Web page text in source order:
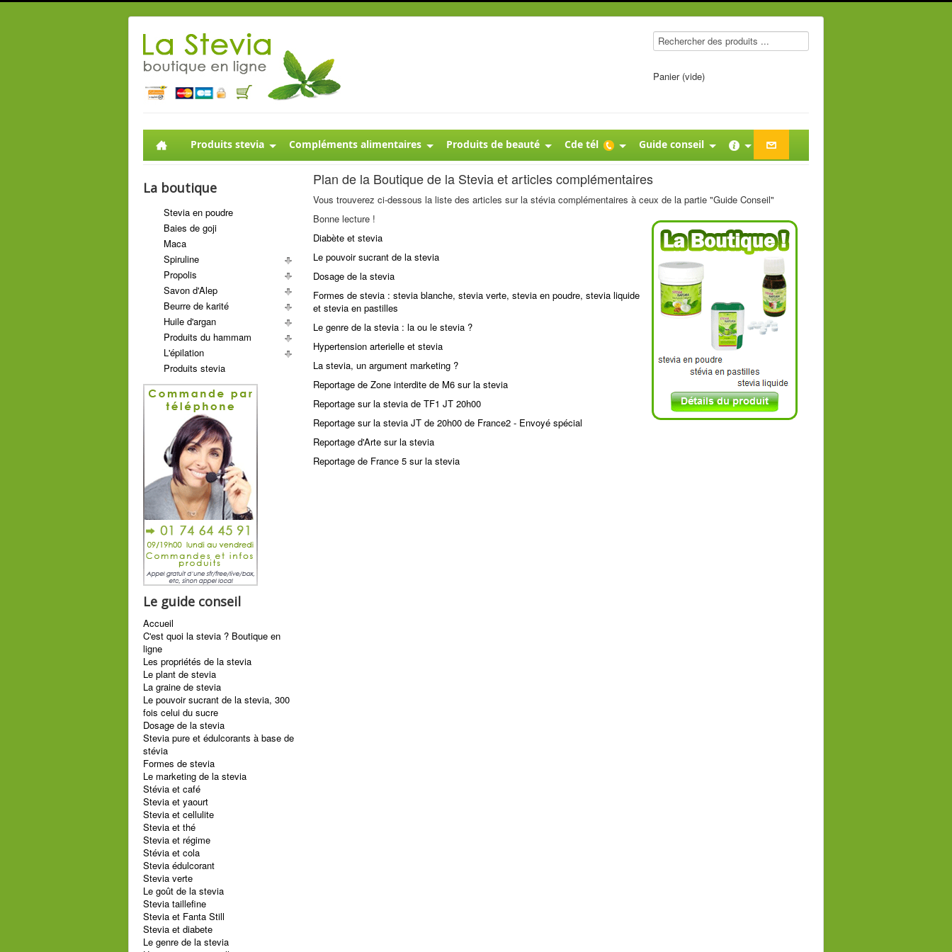
Panier (vide)
Produits stevia Compléments alimentaires Produits de beauté Cde tél Guide conseil
La boutique
Stevia en poudre
Baies de goji
Maca
Spiruline
Propolis
Savon d'Alep
Beurre de karité
Huile d'argan
Produits du hammam
L'épilation
Produits stevia
Le guide conseil
Accueil
C'est quoi la stevia ? Boutique en
ligne
Les propriétés de la stevia
Le plant de stevia
La graine de stevia
Le pouvoir sucrant de la stevia, 300
fois celui du sucre
Dosage de la stevia
Stevia pure et édulcorants à base de
stévia
Formes de stevia
Le marketing de la stevia
Stévia et café
Stevia et yaourt
Stevia et cellulite
Stevia et thé
Stevia et régime
Stévia et cola
Stevia édulcorant
Stevia verte
Le goût de la stevia
Stevia taillefine
Stevia et Fanta Still
Stevia et diabete
Le genre de la stevia
Plan de la Boutique de la Stevia et articles complémentaires
Vous trouverez ci-dessous la liste des articles sur la stévia complémentaires à ceux de la partie "Guide Conseil"
Bonne lecture !
Diabète et stevia
Le pouvoir sucrant de la stevia
Dosage de la stevia
Formes de stevia : stevia blanche, stevia verte, stevia en poudre, stevia liquide
et stevia en pastilles
Le genre de la stevia : la ou le stevia ?
Hypertension arterielle et stevia
La stevia, un argument marketing ?
Reportage de Zone interdite de M6 sur la stevia
Reportage sur la stevia de TF1 JT 20h00
Reportage sur la stevia JT de 20h00 de France2 - Envoyé spécial
Reportage d'Arte sur la stevia
Reportage de France 5 sur la stevia